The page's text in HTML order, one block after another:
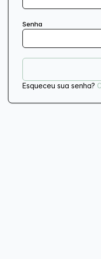
Senha
Esqueceu sua senha?